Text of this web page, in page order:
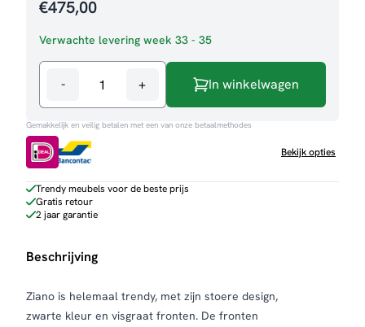
€475,00
Verwachte levering week 33 - 35
-
Bijzettafel
Ziano
aantal
+ In winkelwagen
Gemakkelijk en veilig betalen met een van onze betaalmethodes
Bekijk opties
Trendy meubels voor de beste prijs
Gratis retour
2 jaar garantie
Beschrijving
Ziano is helemaal trendy, met zijn stoere design,
zwarte kleur en visgraat fronten. De fronten